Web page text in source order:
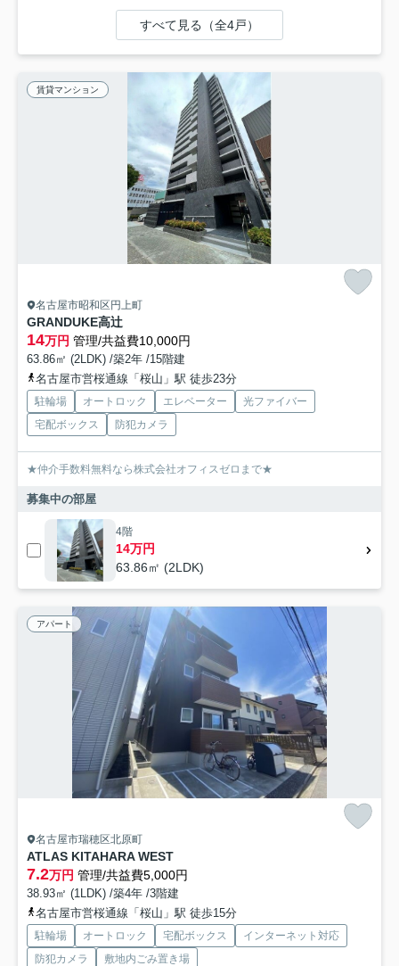
すべて見る（全4戸）
賃貸マンション
名古屋市昭和区円上町
GRANDUKE高辻
14万円 管理/共益費10,000円
63.86㎡ (2LDK) /築2年 /15階建
名古屋市営桜通線「桜山」駅 徒歩23分
駐輪場 オートロック エレベーター
光ファイバー
宅配ボックス
防犯カメラ
★仲介手数料無料なら株式会社オフィスゼロまで★
募集中の部屋
4階
14万円
63.86㎡ (2LDK)
アパート
名古屋市瑞穂区北原町
ATLAS KITAHARA WEST
7.2万円 管理/共益費5,000円
38.93㎡ (1LDK) /築4年 /3階建
名古屋市営桜通線「桜山」駅 徒歩15分
駐輪場 オートロック 宅配ボックス
インターネット対応
防犯カメラ
敷地内ごみ置き場